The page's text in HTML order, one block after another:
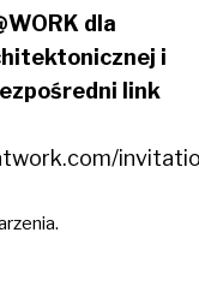
dla
i
link